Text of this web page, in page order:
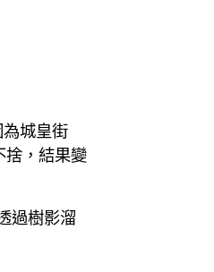
城皇街
捨，結果變
過樹影溜